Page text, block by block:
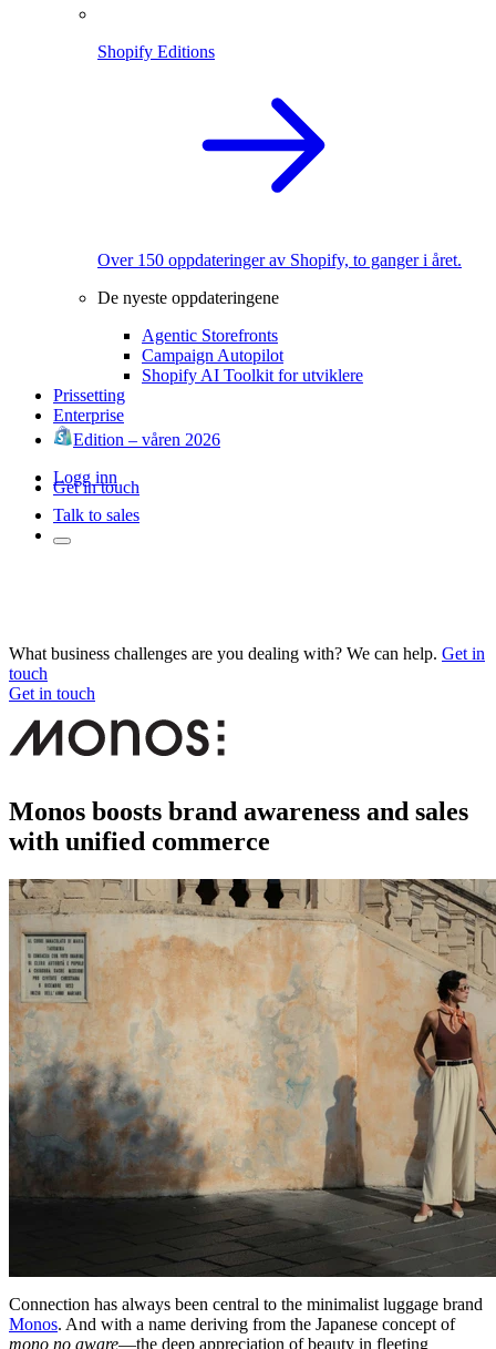
Shopify Editions
Over 150 oppdateringer av Shopify, to ganger i året.
De nyeste oppdateringene
Agentic Storefronts
Campaign Autopilot
Shopify AI Toolkit for utviklere
Prissetting
Enterprise
Edition – våren 2026
Logg inn
Get in touch
Talk to sales
What business challenges are you dealing with? We can help. Get in
touch
Get in touch
Monos boosts brand awareness and sales
with unified commerce
Connection has always been central to the minimalist luggage brand
Monos. And with a name deriving from the Japanese concept of
mono no aware—the deep appreciation of beauty in fleeting